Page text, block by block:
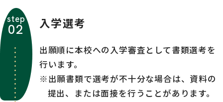
step
02 入学選考
出願順に本校への入学審査として書類選考を
行います。
※出願書類で選考が不十分な場合は、資料の
提出、または面接を行うことがあります。